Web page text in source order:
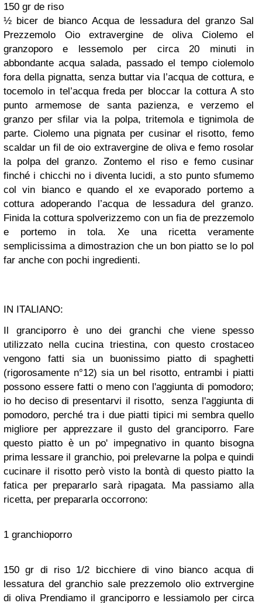
150 gr de riso
½ bicer de bianco Acqua de lessadura del granzo Sal
Prezzemolo Oio extravergine de oliva Ciolemo el
granzoporo e lessemolo per circa 20 minuti in
abbondante acqua salada, passado el tempo ciolemolo
fora della pignatta, senza buttar via l’acqua de cottura, e
tocemolo in tel’acqua freda per bloccar la cottura A sto
punto armemose de santa pazienza, e verzemo el
granzo per sfilar via la polpa, tritemola e tignimola de
parte. Ciolemo una pignata per cusinar el risotto, femo
scaldar un fil de oio extravergine de oliva e femo rosolar
la polpa del granzo. Zontemo el riso e femo cusinar
finché i chicchi no i diventa lucidi, a sto punto sfumemo
col vin bianco e quando el xe evaporado portemo a
cottura adoperando l’acqua de lessadura del granzo.
Finida la cottura spolverizzemo con un fia de prezzemolo
e portemo in tola. Xe una ricetta veramente
semplicissima a dimostrazion che un bon piatto se lo pol
far anche con pochi ingredienti.
IN ITALIANO:
Il granciporro è uno dei granchi che viene spesso
utilizzato nella cucina triestina, con questo crostaceo
vengono fatti sia un buonissimo piatto di spaghetti
(rigorosamente n°12) sia un bel risotto, entrambi i piatti
possono essere fatti o meno con l'aggiunta di pomodoro;
io ho deciso di presentarvi il risotto, senza l'aggiunta di
pomodoro, perché tra i due piatti tipici mi sembra quello
migliore per apprezzare il gusto del granciporro. Fare
questo piatto è un po' impegnativo in quanto bisogna
prima lessare il granchio, poi prelevarne la polpa e quindi
cucinare il risotto però visto la bontà di questo piatto la
fatica per prepararlo sarà ripagata. Ma passiamo alla
ricetta, per prepararla occorrono:
1 granchioporro
150 gr di riso 1/2 bicchiere di vino bianco acqua di
lessatura del granchio sale prezzemolo olio extrvergine
di oliva Prendiamo il granciporro e lessiamolo per circa